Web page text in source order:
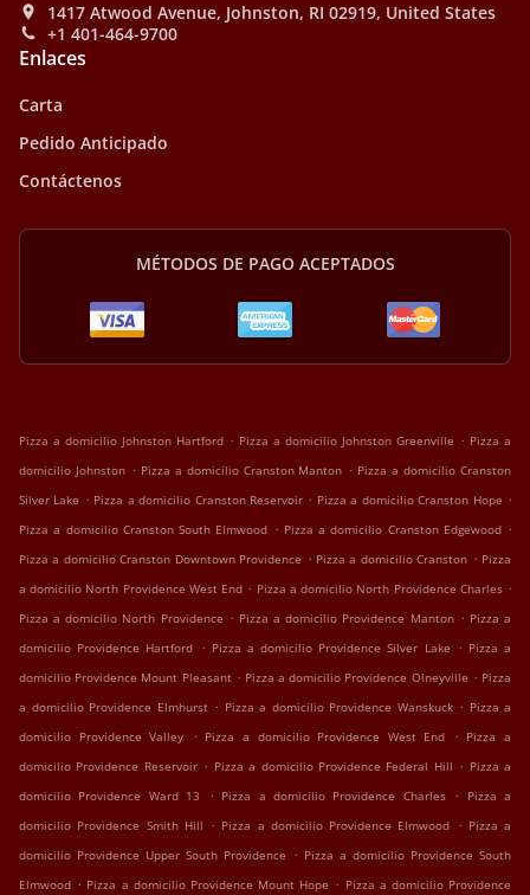
1417 Atwood Avenue, Johnston, RI 02919, United States
+1 401-464-9700
Enlaces
Carta
Pedido Anticipado
Contáctenos
MÉTODOS DE PAGO ACEPTADOS
Pizza a domicilio Johnston Hartford . Pizza a domicilio Johnston Greenville . Pizza a
domicilio Johnston . Pizza a domicilio Cranston Manton . Pizza a domicilio Cranston
Silver Lake . Pizza a domicilio Cranston Reservoir . Pizza a domicilio Cranston Hope .
Pizza a domicilio Cranston South Elmwood . Pizza a domicilio Cranston Edgewood .
Pizza a domicilio Cranston Downtown Providence . Pizza a domicilio Cranston . Pizza
a domicilio North Providence West End . Pizza a domicilio North Providence Charles .
Pizza a domicilio North Providence . Pizza a domicilio Providence Manton . Pizza a
domicilio Providence Hartford . Pizza a domicilio Providence Silver Lake . Pizza a
domicilio Providence Mount Pleasant . Pizza a domicilio Providence Olneyville . Pizza
a domicilio Providence Elmhurst . Pizza a domicilio Providence Wanskuck . Pizza a
domicilio Providence Valley
. Pizza a domicilio Providence West End . Pizza a
domicilio Providence Reservoir . Pizza a domicilio Providence Federal Hill . Pizza a
domicilio Providence Ward 13
. Pizza a domicilio Providence Charles .
Pizza a
domicilio Providence Smith Hill . Pizza a domicilio Providence Elmwood . Pizza a
domicilio Providence Upper South Providence . Pizza a domicilio Providence South
Elmwood . Pizza a domicilio Providence Mount Hope . Pizza a domicilio Providence